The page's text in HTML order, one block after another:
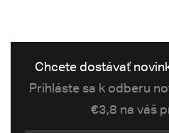
Chcete dostávať
Prihláste sa k odberu
€3,8 na váš